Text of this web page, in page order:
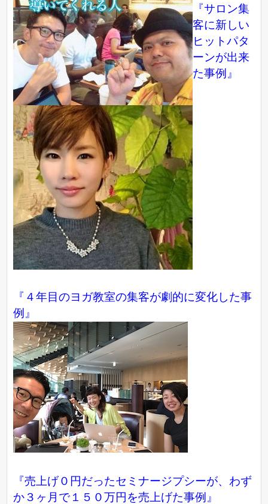
『サロン集
客に新しい
ヒットパタ
ーンが出来
た事例』
『４年目のヨガ教室の集客が劇的に変化した事
例』
『売上げ０円だったセミナージプシーが、わず
か３ヶ月で１５０万円を売上げた事例』